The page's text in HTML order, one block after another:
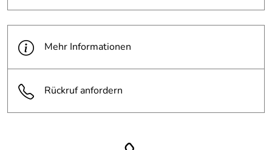
Dacheindeckung aus 0,75er Trapezblech sichtbar
geschraubt. "Antikondens" mit laminiertem Flece.
Oberfläche RAL 9002 grauweiß. Transparenter
Dachbereich ca 10qm - Eindeckung mit 5 Stück Industrie-
Lichtplatten 207/35 PVC - Länge 2000mm.
Mehr Informationen
Rückruf anfordern